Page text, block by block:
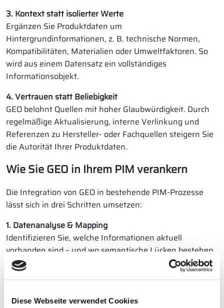
Diese Webseite verwendet Cookies
3. Kontext statt isolierter Werte
Ergänzen Sie Produktdaten um
Hintergrundinformationen, z. B. technische Normen,
Kompatibilitäten, Materialien oder Umweltfaktoren. So
wird aus einem Datensatz ein vollständiges
Informationsobjekt.
4. Vertrauen statt Beliebigkeit
GEO belohnt Quellen mit hoher Glaubwürdigkeit. Durch
regelmäßige Aktualisierung, interne Verlinkung und
Referenzen zu Hersteller- oder Fachquellen steigern Sie
die Autorität Ihrer Produktdaten.
Wie Sie GEO in Ihrem PIM verankern
Die Integration von GEO in bestehende PIM-Prozesse
lässt sich in drei Schritten umsetzen:
1. Datenanalyse & Mapping
Identifizieren Sie, welche Informationen aktuell
vorhanden sind – und wo semantische Lücken bestehen.
Ergänzen Sie Produktattribute um Bedeutungen,
Synonyme und Relationen.
2. Automatisierte Aufbereitung